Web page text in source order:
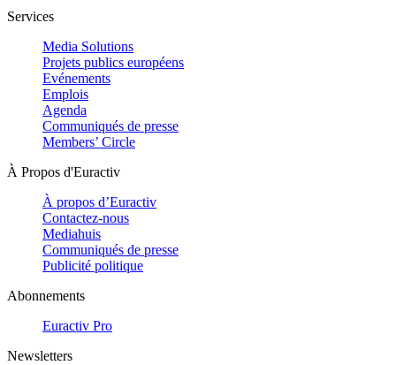
Services
Media Solutions
Projets publics européens
Evénements
Emplois
Agenda
Communiqués de presse
Members’ Circle
À Propos d'Euractiv
À propos d’Euractiv
Contactez-nous
Mediahuis
Communiqués de presse
Publicité politique
Abonnements
Euractiv Pro
Newsletters